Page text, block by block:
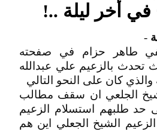
في أخر ليلة ..!
-
طاهر حزام في صفحته
تحدث بالزعيم علي عبدالله
كان على النحو التالي
الجلعي ان سقف مطالب
حد طلبهم استسلام الزعيم
الشيخ الجعلي اين هم